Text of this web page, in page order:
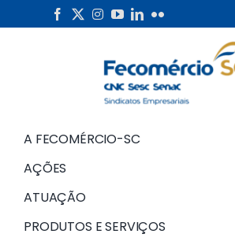
to
A FECOMÉRCIO-SC
AÇÕES
ATUAÇÃO
PRODUTOS E SERVIÇOS